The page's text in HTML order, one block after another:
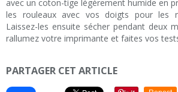
avec un coton-tige légèrement humide en
les rouleaux avec vos doigts pour les
Laissez-les ensuite sécher pendant deux
rallumez votre imprimante et faites vos
PARTAGER CET ARTICLE